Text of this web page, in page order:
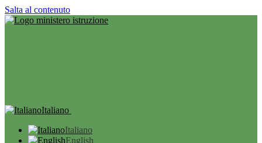
Salta al contenuto
Italiano
Italiano
English